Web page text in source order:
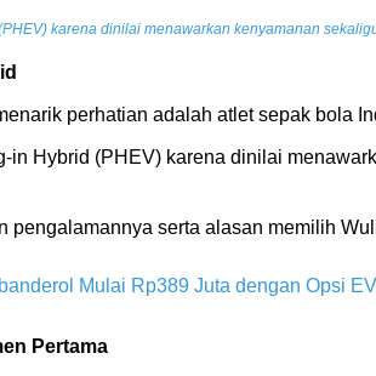
karena dinilai menawarkan kenyamanan
perhatian adalah atlet sepak bola
in Hybrid (PHEV) karena dinilai
pengalamannya serta alasan memilih
Mulai Rp389 Juta dengan Opsi
Pertama